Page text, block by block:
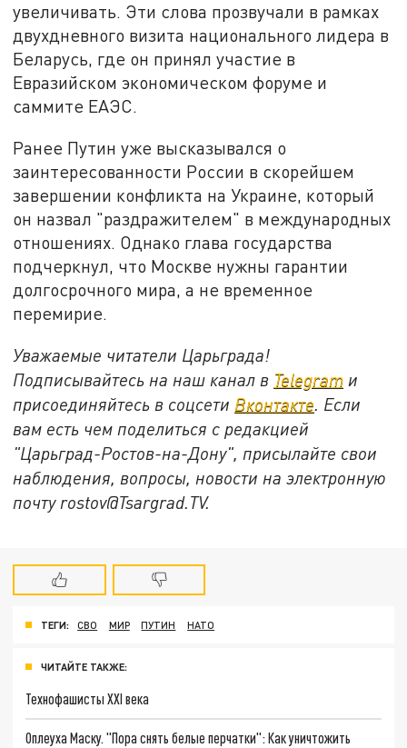
увеличивать. Эти слова прозвучали в рамках
двухдневного визита национального лидера в
Беларусь, где он принял участие в
Евразийском экономическом форуме и
саммите ЕАЭС.
Ранее Путин уже высказывался о
заинтересованности России в скорейшем
завершении конфликта на Украине, который
он назвал "раздражителем" в международных
отношениях. Однако глава государства
подчеркнул, что Москве нужны гарантии
долгосрочного мира, а не временное
перемирие.
Уважаемые читатели Царьграда!
Подписывайтесь на наш канал в Telegram и
присоединяйтесь в соцсети Вконтакте. Если
вам есть чем поделиться с редакцией
"Царьград-Ростов-на-Дону", присылайте свои
наблюдения, вопросы, новости на электронную
почту rostov@Tsargrad.ТV.
ТЕГИ: СВО МИР ПУТИН НАТО
ЧИТАЙТЕ ТАКЖЕ:
Технофашисты XXI века
Оплеуха Маску. "Пора снять белые перчатки": Как уничтожить